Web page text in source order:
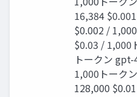
16,384
$0.002 /
$0.03 / 1,000
トークン
1,000トーク
128,000